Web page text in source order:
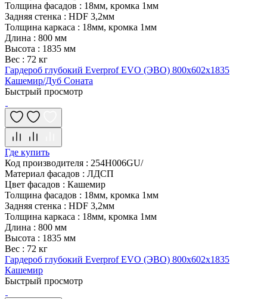
Толщина фасадов : 18мм, кромка 1мм
Задняя стенка : HDF 3,2мм
Толщина каркаса : 18мм, кромка 1мм
Длина : 800 мм
Высота : 1835 мм
Вес : 72 кг
Гардероб глубокий Everprof EVO (ЭВО) 800х602x1835
Кашемир/Дуб Соната
Быстрый просмотр
Где купить
Код производителя : 254H006GU/
Материал фасадов : ЛДСП
Цвет фасадов : Кашемир
Толщина фасадов : 18мм, кромка 1мм
Задняя стенка : HDF 3,2мм
Толщина каркаса : 18мм, кромка 1мм
Длина : 800 мм
Высота : 1835 мм
Вес : 72 кг
Гардероб глубокий Everprof EVO (ЭВО) 800х602x1835
Кашемир
Быстрый просмотр